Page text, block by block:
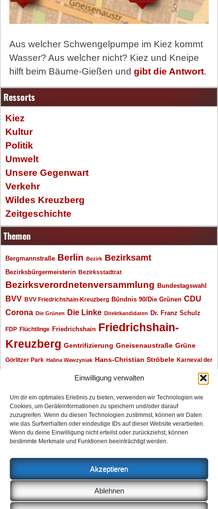
Einwilligung verwalten
Um dir ein optimales Erlebnis zu bieten, verwenden wir Technologien wie
Cookies, um Geräteinformationen zu speichern und/oder darauf
zuzugreifen. Wenn du diesen Technologien zustimmst, können wir Daten
wie das Surfverhalten oder eindeutige IDs auf dieser Website verarbeiten.
Wenn du deine Einwilligung nicht erteilst oder zurückziehst, können
bestimmte Merkmale und Funktionen beeinträchtigt werden.
Akzeptieren
Ablehnen
Aus welcher Schwengelpumpe im Kiez kommt
Wasser? Aus welcher nicht? Kiez und Kneipe
hilft beim Bäume-Gießen und gibt die Antwort.
Ressorts
Kiez
Kultur
Politik
Umwelt
Unsere Gegenwart
Verkehr
Wildes Kreuzberg
Zeitgeschichte
Themen
Bergmannstraße Berlin Bezirk Bezirksamt
Bezirksbürgermeisterin Bezirksstadtrat
Bezirksverordnetenversammlung Bundestagswahl
BVV BVV Friedrichshain-Kreuzberg Bündnis 90/Die Grünen CDU
Corona Die Grünen Die Linke Direktkandidaten Dr. Franz Schulz
FDP Flüchtlinge Friedrichshain Friedrichshain-
Kreuzberg Gentrifizierung Gneisenaustraße Grüne
Görlitzer Park Halina Wawzyniak Hans-Christian Ströbele Karneval der
Klaus Wowereit kneipe
Neukölln Oliver Nöll Oranienplatz Piraten Piratenpartei Polizeimeldungen
Redaktionsgespräch Senat SPD
Archiv
Archiv
Impressum
Datenschutzerklärung
Anzeigen